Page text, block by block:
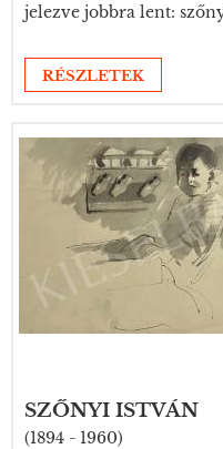
jelezve jobbra lent:
RÉSZLETEK
SZŐNYI ISTVÁN
(1894 - 1960)